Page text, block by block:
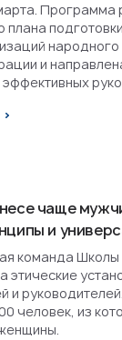
Программа
плана
народного
и
чаще
и
команда
этические
и
человек, из